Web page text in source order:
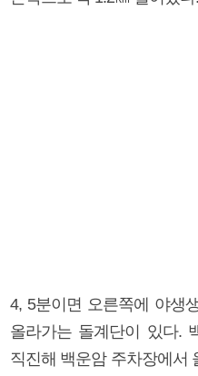
4, 5분이면 오른쪽에 야생
올라가는 돌계단이 있다.
직진해 백운암 주차장에서